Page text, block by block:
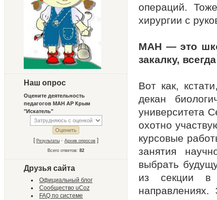
Наш опрос
Оцените деятельность
педагогов МАН АР Крым
"Искатель"
[ Результаты · Архив опросов ]
Всего ответов: 82
Друзья сайта
Официальный блог
Сообщество uCoz
FAQ по системе
операций.
хирургии с
МАН — это
закалку,
Вот как,
декан
университета
охотно
курсовые
занятия
выбрать
из секции в